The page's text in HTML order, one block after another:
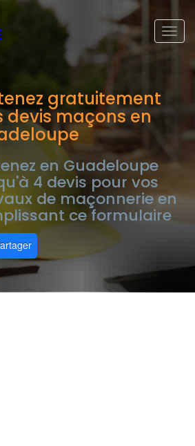
gratuitement
devis maçons en
en Guadeloupe
4 devis pour vos
de maçonnerie en
ce formulaire